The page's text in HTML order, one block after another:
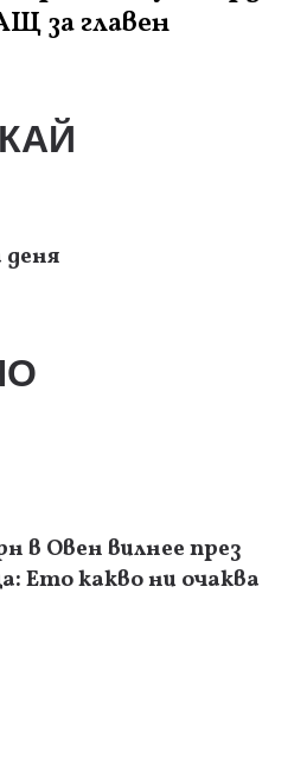
за главен
в Овен вилнее през
Ето какво ни очаква